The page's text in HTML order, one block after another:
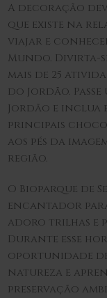
A decoração
que existe na
viajar e
Mundo. Divirta-
mais de 25
do Jordão.
Jordão e inclua
principais
aos pés da
região.
O Bioparque de
encantador
adoro trilhas e
Durante esse
oportunidade
natureza e
preservação